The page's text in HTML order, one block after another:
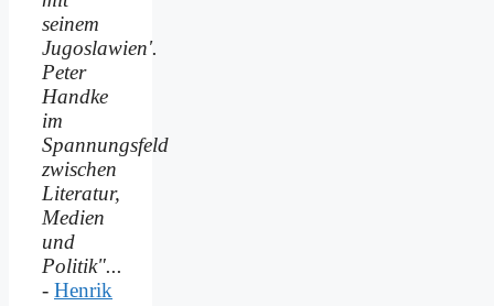
seinem
Jugoslawien'.
Peter
Handke
im
Spannungsfeld
zwischen
Literatur,
Medien
und
Politik"...
- Henrik